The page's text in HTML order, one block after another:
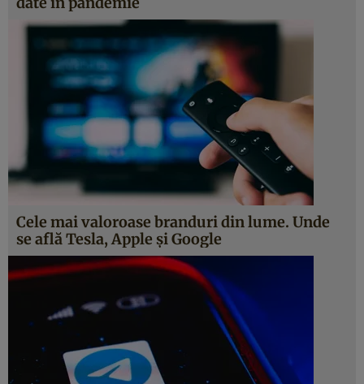
Cele mai valoroase branduri din lume. Unde
se află Tesla, Apple și Google